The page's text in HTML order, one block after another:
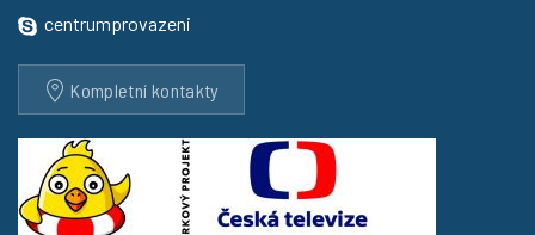
centrumprovazeni
Kompletní kontakty